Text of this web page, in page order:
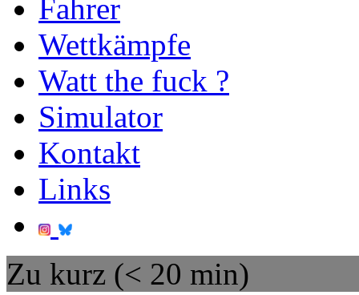
Fahrer
Wettkämpfe
Watt the fuck ?
Simulator
Kontakt
Links
Zu kurz (< 20 min)